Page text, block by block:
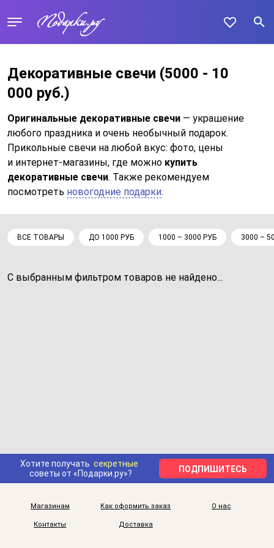
Декоративные свечи (5000 - 10
000 руб.)
Оригинальные декоративные свечи — украшение
любого праздника и очень необычный подарок.
Прикольные свечи на любой вкус: фото, цены
и интернет-магазины, где можно купить
декоративные свечи. Также рекомендуем
посмотреть новогодние подарки.
ВСЕ ТОВАРЫ ДО 1000 РУБ 1000 – 3000 РУБ 3000 –
С выбранным фильтром товаров не найдено...
Хотите получать секретные
советы от «Подарки.ру»?
ПОДПИШИТЕСЬ
Магазинам Как оформить заказ О нас
Контакты Доставка